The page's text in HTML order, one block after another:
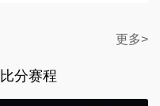
更多>
比分赛程